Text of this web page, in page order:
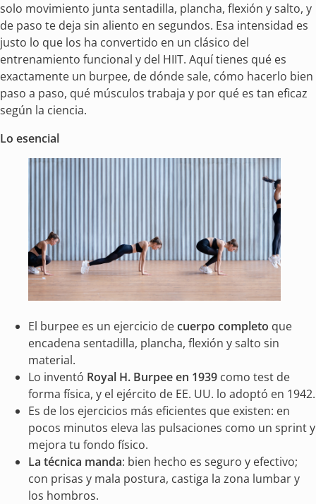
solo movimiento junta sentadilla, plancha, flexión y salto, y
de paso te deja sin aliento en segundos. Esa intensidad es
justo lo que los ha convertido en un clásico del
entrenamiento funcional y del HIIT. Aquí tienes qué es
exactamente un burpee, de dónde sale, cómo hacerlo bien
paso a paso, qué músculos trabaja y por qué es tan eficaz
según la ciencia.
Lo esencial
El burpee es un ejercicio decuerpo completo que
encadena sentadilla, plancha, flexión y salto sin
material.
Lo inventó Royal H. Burpee en 1939 como test de
forma física, y el ejército de EE. UU. lo adoptó en 1942.
Es de los ejercicios más eficientes que existen: en
pocos minutos eleva las pulsaciones como un sprint y
mejora tu fondo físico.
La técnica manda: bien hecho es seguro y efectivo;
con prisas y mala postura, castiga la zona lumbar y
los hombros.